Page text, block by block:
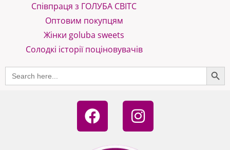
Співпраця з ГОЛУБА СВІТС
Оптовим покупцям
Жінки goluba sweets
Солодкі історії поціновувачів
Search
for:
SEARCH
F
a
c
I
n
s